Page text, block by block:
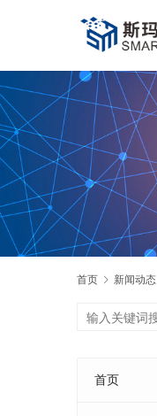
首页 新闻动态
首页